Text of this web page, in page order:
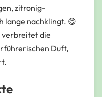
zitronig-
lange nachklingt. 😋
verbreitet die
Duft,